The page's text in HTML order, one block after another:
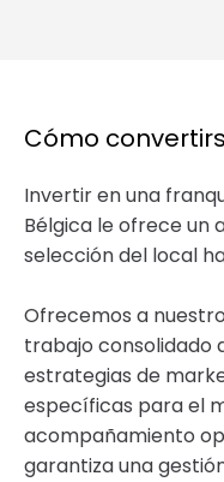
Cómo
Invertir en una
Bélgica le ofrece un
selección del local
Ofrecemos a
trabajo consolidado
estrategias de
específicas para el
acompañamiento
garantiza una